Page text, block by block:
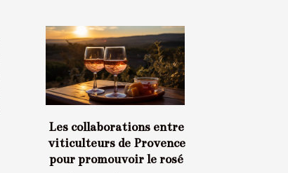
Les collaborations entre
viticulteurs de Provence
pour promouvoir le rosé